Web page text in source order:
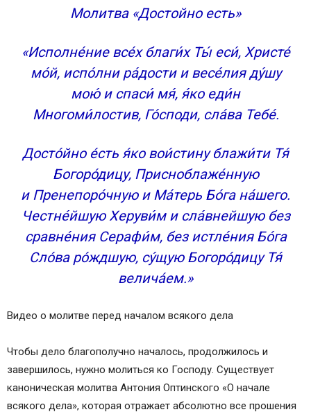
Молитва «Достойно есть»
«Исполне́ние все́х благи́х Ты́ еси́, Христе́
мо́й, испо́лни ра́дости и весе́лия ду́шу
мою́ и спаси́ мя́, я́ко еди́н
Многоми́лостив, Го́споди, сла́ва Тебе́.
Досто́йно е́сть я́ко вои́стину блажи́ти Тя́
Богоро́дицу, Присноблаже́нную
и Пренепоро́чную и Ма́терь Бо́га на́шего.
Честне́йшую Херуви́м и сла́внейшую без
сравне́ния Серафи́м, без истле́ния Бо́га
Сло́ва ро́ждшую, су́щую Богоро́дицу Тя́
велича́ем.»
Видео о молитве перед началом всякого дела
Чтобы дело благополучно началось, продолжилось и
завершилось, нужно молиться ко Господу. Существует
каноническая молитва Антония Оптинского «О начале
всякого дела», которая отражает абсолютно все прошения